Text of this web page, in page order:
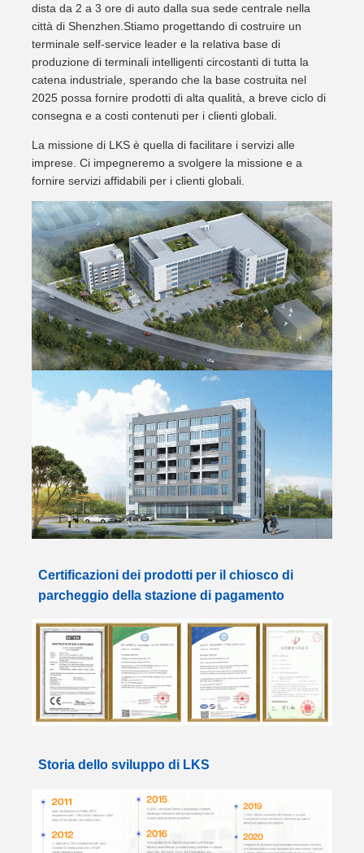
dista da 2 a 3 ore di auto dalla sua sede centrale nella
città di Shenzhen.Stiamo progettando di costruire un
terminale self-service leader e la relativa base di
produzione di terminali intelligenti circostanti di tutta la
catena industriale, sperando che la base costruita nel
2025 possa fornire prodotti di alta qualità, a breve ciclo di
consegna e a costi contenuti per i clienti globali.
La missione di LKS è quella di facilitare i servizi alle
imprese. Ci impegneremo a svolgere la missione e a
fornire servizi affidabili per i clienti globali.
Certificazioni dei prodotti per il chiosco di
parcheggio della stazione di pagamento
Storia dello sviluppo di LKS